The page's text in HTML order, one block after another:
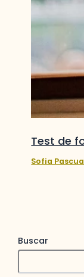
Test de
Sofia
Buscar